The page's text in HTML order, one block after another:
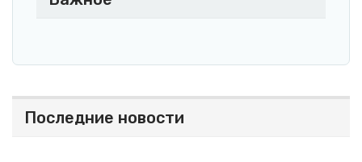
Последние новости